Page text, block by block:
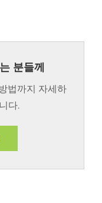
분들께
법까지 자세하
다.